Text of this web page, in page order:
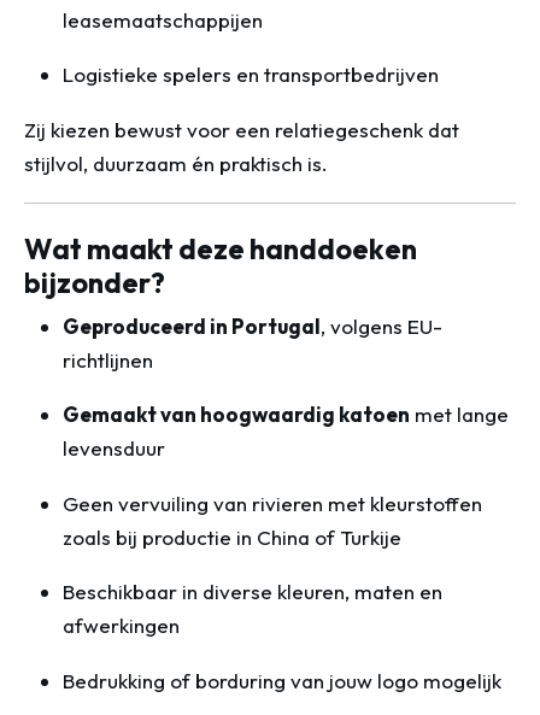
leasemaatschappijen
Logistieke spelers en transportbedrijven
Zij kiezen bewust voor een relatiegeschenk dat
stijlvol, duurzaam én praktisch is.
Wat maakt deze handdoeken
bijzonder?
Geproduceerd in Portugal, volgens EU-
richtlijnen
Gemaakt van hoogwaardig katoen met lange
levensduur
Geen vervuiling van rivieren met kleurstoffen
zoals bij productie in China of Turkije
Beschikbaar in diverse kleuren, maten en
afwerkingen
Bedrukking of borduring van jouw logo mogelijk